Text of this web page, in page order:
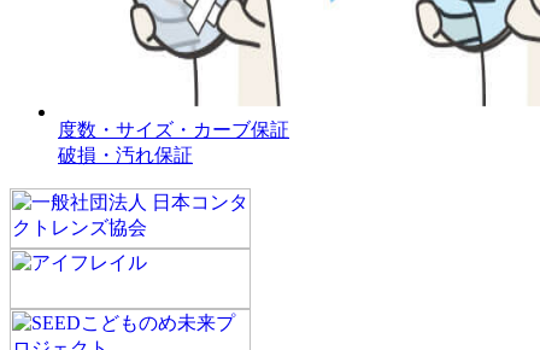
度数・サイズ・カーブ保証
破損・汚れ保証